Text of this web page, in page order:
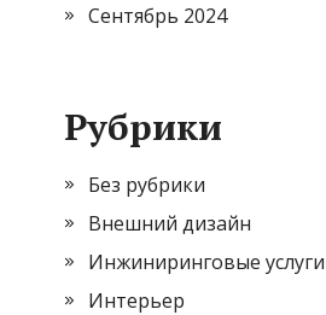
Сентябрь 2024
Рубрики
Без рубрики
Внешний дизайн
Инжиниринговые услуги
Интерьер